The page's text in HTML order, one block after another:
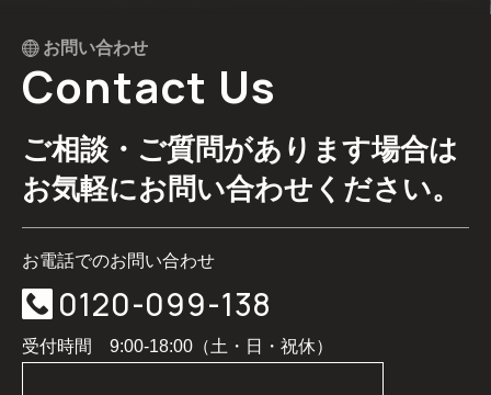
お問い合わせ
Contact Us
ご相談・ご質問があります場合は
お気軽にお問い合わせください。
お電話でのお問い合わせ
0120-099-138
受付時間 9:00-18:00（土・日・祝休）